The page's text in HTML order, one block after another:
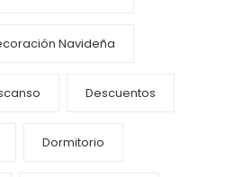
Navideña
Descuentos
Dormitorio